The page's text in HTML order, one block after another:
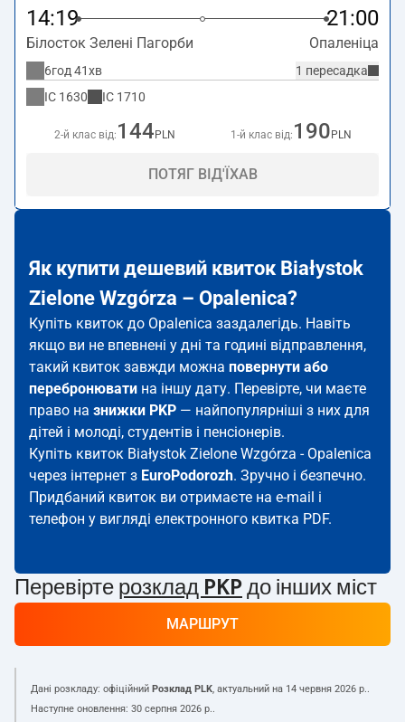
14:19 21:00
Білосток Зелені Пагорби Опаленіца
1 пересадка
6год 41хв
IC 1630 IC 1710
2-й клас від: 144 PLN 1-й клас від: 190 PLN
ПОТЯГ ВІД'ЇХАВ
Як купити дешевий квиток Białystok
Zielone Wzgórza – Opalenica?
Купіть квиток до Opalenica заздалегідь. Навіть
якщо ви не впевнені у дні та годині відправлення,
такий квиток завжди можна повернути або
перебронювати на іншу дату. Перевірте, чи маєте
право на знижки PKP — найпопулярніші з них для
дітей і молоді, студентів і пенсіонерів.
Купіть квиток Białystok Zielone Wzgórza - Opalenica
через інтернет з EuroPodorozh. Зручно і безпечно.
Придбаний квиток ви отримаєте на e-mail і
телефон у вигляді електронного квитка PDF.
Перевірте розклад PKP до інших міст
МАРШРУТ
Дані розкладу: офіційний Розклад PLK, актуальний на 14 червня 2026 р..
Наступне оновлення: 30 серпня 2026 р..